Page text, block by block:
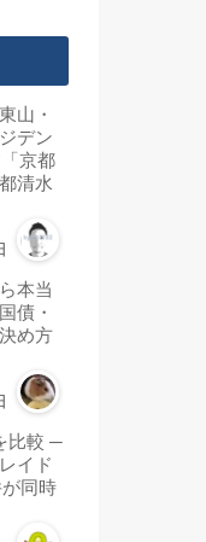
山・
デン
京都
清水
本当
債・
め方
比較 ─
イド
同時